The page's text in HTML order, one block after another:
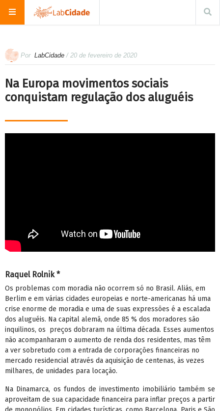
Por LabCidade / 20 de fevereiro de 2020
Na Europa movimentos sociais
conquistam regulação dos aluguéis
Raquel Rolnik *
Os problemas com moradia não ocorrem só no Brasil. Aliás, em
Berlim e em várias cidades europeias e norte-americanas há uma
crise enorme de moradia e uma de suas expressões é a escalada
dos aluguéis. Na capital alemã, onde 85 % dos moradores são
inquilinos, os preços dobraram na última década. Esses aumentos
não acompanharam o aumento de renda dos residentes, mas têm
a ver sobretudo com a entrada de corporações financeiras no
mercado residencial através da aquisição de centenas, às vezes
milhares, de unidades para locação.
Na Dinamarca, os fundos de investimento imobiliário também se
aproveitam de sua capacidade financeira para inflar preços a partir